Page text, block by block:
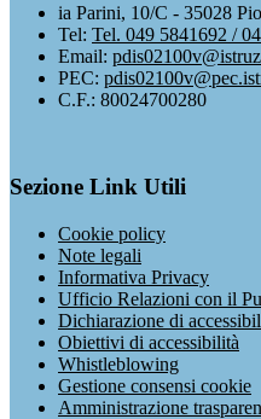
ia Parini, 10/C - 35028
Tel: Tel. 049 5841692 /
Email:
PEC:
C.F.: 80024700280
Sezione Link Utili
Cookie policy
Note legali
Informativa Privacy
Ufficio Relazioni con il
Dichiarazione di
Obiettivi di accessibilità
Whistleblowing
Gestione consensi cookie
Amministrazione